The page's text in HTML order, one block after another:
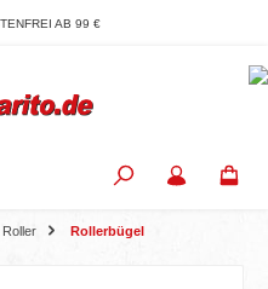
AB 99 €
Rollerbügel